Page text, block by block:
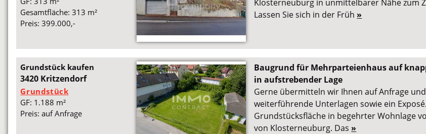
Gesamtfläche: 313 m²
Preis: 399.000,-
Klosterneuburg in unmittelbarer Nähe zum
Lassen Sie sich in der Früh »
Grundstück kaufen
3420 Kritzendorf
Grundstück
GF: 1.188 m²
Preis: auf Anfrage
Baugrund für Mehrparteienhaus auf
in aufstrebender Lage
Gerne übermitteln wir Ihnen auf Anfrage
weiterführende Unterlagen sowie ein
Grundstücksfläche in begehrter Wohnlage
von Klosterneuburg. Das »